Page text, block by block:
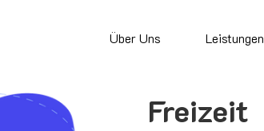
Über Uns Leistungen
Freizeit